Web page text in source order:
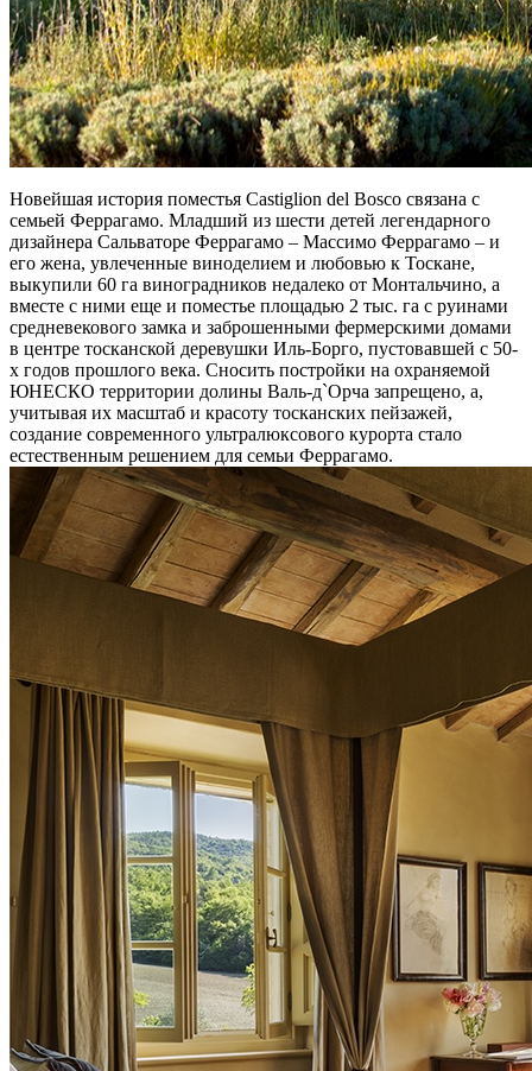
Новейшая история поместья Castiglion del Bosco связана с
семьей Феррагамо. Младший из шести детей легендарного
дизайнера Сальваторе Феррагамо – Массимо Феррагамо – и
его жена, увлеченные виноделием и любовью к Тоскане,
выкупили 60 га виноградников недалеко от Монтальчино, а
вместе с ними еще и поместье площадью 2 тыс. га с руинами
средневекового замка и заброшенными фермерскими домами
в центре тосканской деревушки Иль-Борго, пустовавшей с 50-
х годов прошлого века. Сносить постройки на охраняемой
ЮНЕСКО территории долины Валь-д`Орча запрещено, а,
учитывая их масштаб и красоту тосканских пейзажей,
создание современного ультралюксового курорта стало
естественным решением для семьи Феррагамо.